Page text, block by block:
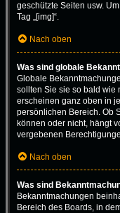
geschützte Seiten usw.
Tag „[img]“.
Nach oben
Was sind globale
Globale
sollten Sie sie so bald wie
erscheinen ganz oben in
persönlichen Bereich. Ob
können oder nicht, hängt
vergebenen
Nach oben
Was sind
Bekanntmachungen
Bereich des Boards, in